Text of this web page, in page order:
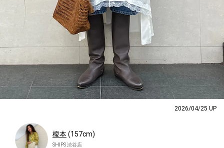
2026/04/25 UP
榎本 (157cm)
SHIPS 渋谷店